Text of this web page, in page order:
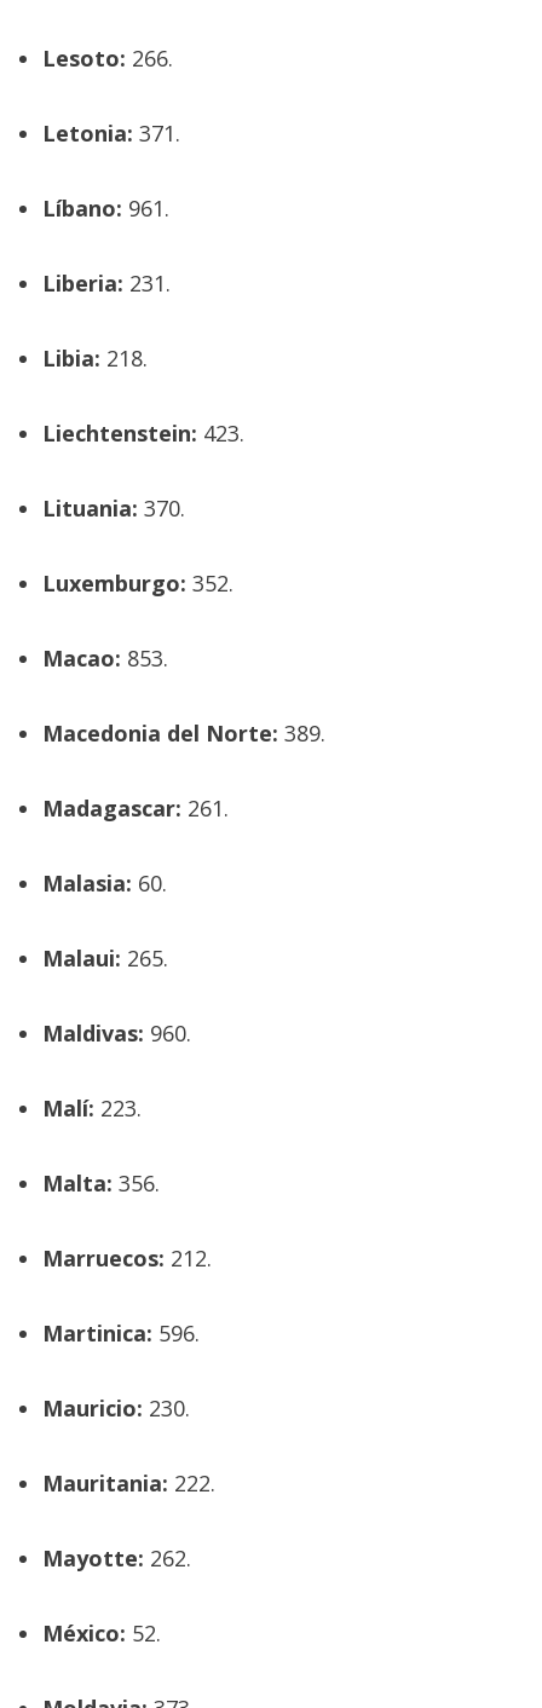
Lesoto: 266.
Letonia: 371.
Líbano: 961.
Liberia: 231.
Libia: 218.
Liechtenstein: 423.
Lituania: 370.
Luxemburgo: 352.
Macao: 853.
Macedonia del Norte: 389.
Madagascar: 261.
Malasia: 60.
Malaui: 265.
Maldivas: 960.
Malí: 223.
Malta: 356.
Marruecos: 212.
Martinica: 596.
Mauricio: 230.
Mauritania: 222.
Mayotte: 262.
México: 52.